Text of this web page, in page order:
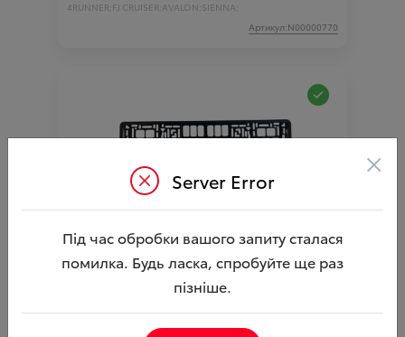
4RUNNER;FJ CRUISER;AVALON;SIENNA;
Артикул:N00000770
Рамка номерного знака з логотипом ВІДІ
Автострада 1шт.
Ціна аксесуара 170.00
Server Error ×
Під час обробки вашого запиту сталася
помилка. Будь ласка, спробуйте ще раз
пізніше.